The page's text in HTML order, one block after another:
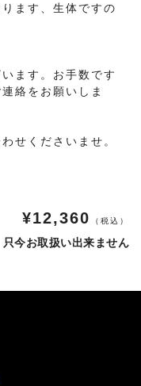
ます、生体ですの
ます。お手数です
絡をお願いしま
せくださいませ。
¥12,360 （税込）
只今お取扱い出来ません